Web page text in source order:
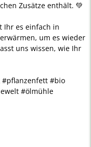
Zusätze enthält. 💚
Ihr es einfach in
um es wieder
uns wissen, wie Ihr
#pflanzenfett #bio
#ölmühle